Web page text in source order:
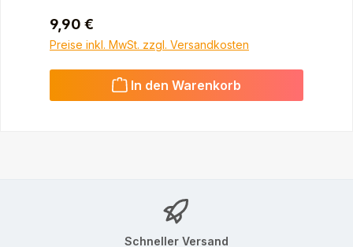
Regulärer Preis:
9,90 €
Preise inkl. MwSt. zzgl. Versandkosten
In den Warenkorb
Schneller Versand